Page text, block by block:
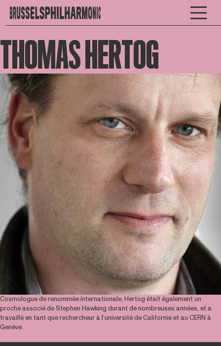
THOMAS HERTOG
Cosmologue de renommée internationale, Hertog était également un
proche associé de Stephen Hawking durant de nombreuses années, et a
travaillé en tant que rechercheur à l’université de Californie et au CERN à
Genève.